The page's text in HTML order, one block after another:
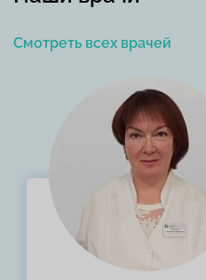
Смотреть всех врачей